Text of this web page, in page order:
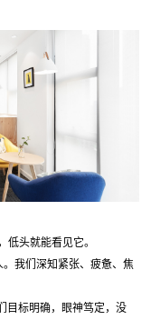
头就能看见它。
我们深知紧张、疲惫、焦
目标明确，眼神笃定，没